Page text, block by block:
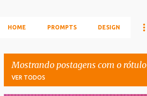
HOME PROMPTS DESIGN
Mostrando postagens com o rótulo
VER TODOS